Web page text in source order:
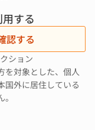
する
認する
ション
を対象とした、個人
国外に居住している